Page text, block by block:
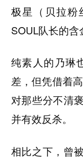
极星（贝拉粉
SOUL队长的含
纯素人的乃琳
差，但凭借着
对那些分不清
并有效反杀。
相比之下，曾